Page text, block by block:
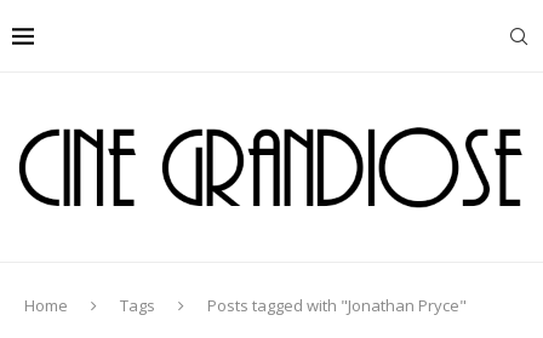
Home Tags Posts tagged with "Jonathan Pryce"